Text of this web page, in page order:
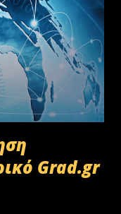
Grad.gr